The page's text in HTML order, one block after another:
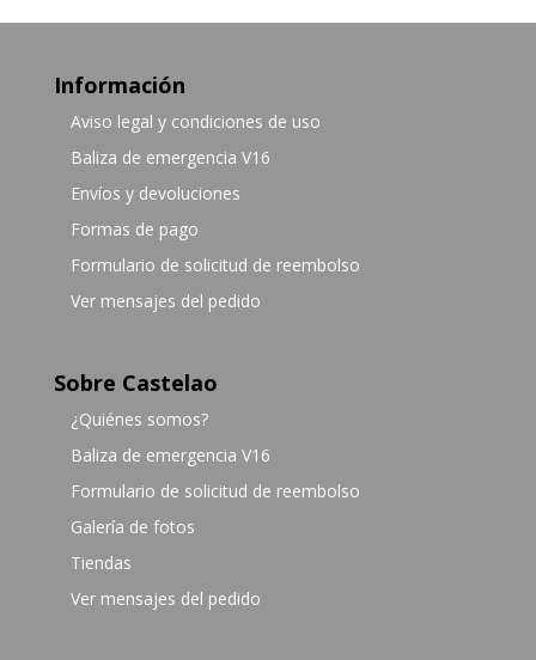
Información
Aviso legal y condiciones de uso
Baliza de emergencia V16
Envíos y devoluciones
Formas de pago
Formulario de solicitud de reembolso
Ver mensajes del pedido
Sobre Castelao
¿Quiénes somos?
Baliza de emergencia V16
Formulario de solicitud de reembolso
Galería de fotos
Tiendas
Ver mensajes del pedido